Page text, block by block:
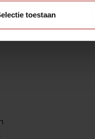
toestaan